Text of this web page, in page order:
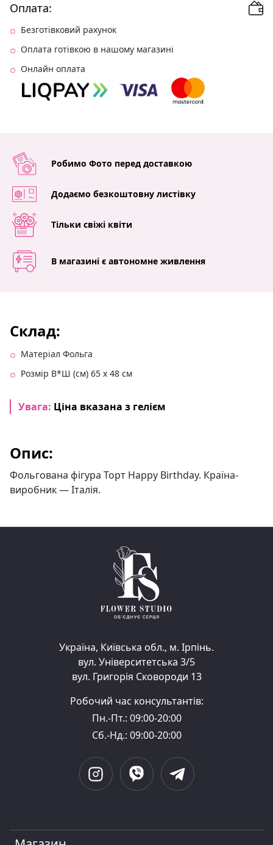
Оплата:
Безготівковий рахунок
Оплата готівкою в нашому магазині
Онлайн оплата
Робимо Фото перед доставкою
Додаємо безкоштовну листівку
Тільки свіжі квіти
В магазині є автономне живлення
Склад:
Матеріал Фольга
Розмір В*Ш (см) 65 х 48 см
Увага: Ціна вказана з гелієм
Опис:
Фольгована фігура Торт Happy Birthday. Країна-
виробник — Італія.
Україна, Київська обл., м. Ірпінь.
вул. Університетська 3/5
вул. Григорія Сковороди 13
Робочий час консультантів:
Пн.-Пт.: 09:00-20:00
Сб.-Нд.: 09:00-20:00